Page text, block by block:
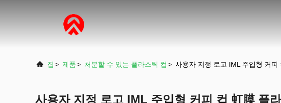
집 > 제품> 처분할 수 있는 플라스틱 컵 > 사용자 지정 로고 IML 주입형 커
사용자 지정 로고 IML 주입형 커피 컵 虹膜 플